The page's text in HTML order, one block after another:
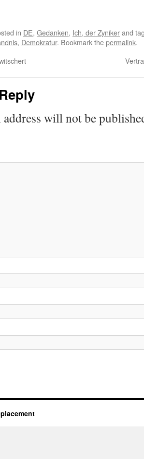
in DE, Gedanken, Ich, der Zynikerand
, Demokratur. Bookmark thepermalink.
will not be